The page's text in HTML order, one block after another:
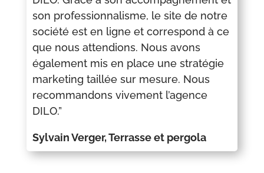
son professionnalisme, le site de notre
société est en ligne et correspond à ce
que nous attendions. Nous avons
également mis en place une stratégie
marketing taillée sur mesure. Nous
recommandons vivement l’agence
DILO.”
Sylvain Verger, Terrasse et pergola